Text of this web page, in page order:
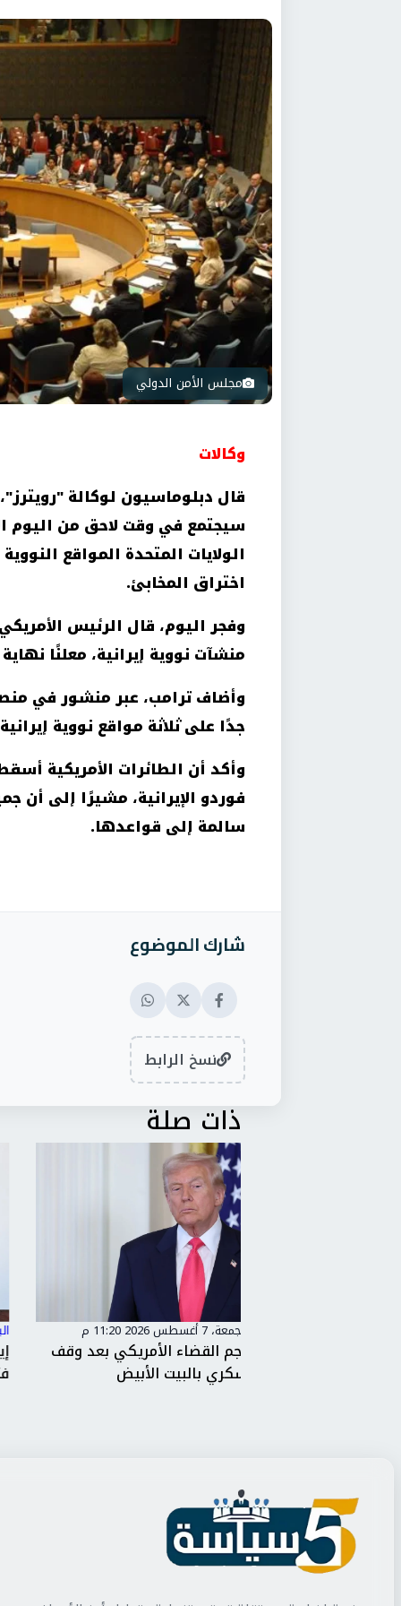
مجلس الأمن الدولي
وكالات
قال دبلوماسيون لوكالة
سيجتمع في وقت لاحق من اليوم
الولايات المتحدة المواقع
اختراق المخابئ.
وفجر اليوم، قال الرئيس
منشآت نووية إيرانية، معلنًا
وأضاف ترامب، عبر منشور في
جدًا على ثلاثة مواقع نووية
وأكد أن الطائرات الأمريكية
فوردو الإيرانية، مشيرًا إلى أن
سالمة إلى قواعدها.
شارك الموضوع
نسخ الرابط
ذات صلة
البر التاني/الجمعة، 7 أغسطس 2026 11:19 م
إيران تترقب الموافقة النهائية على
فتح مضيق هرمز